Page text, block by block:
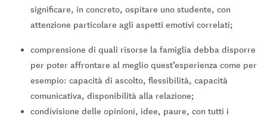
significare, in concreto, ospitare uno studente, con
attenzione particolare agli aspetti emotivi correlati;
comprensione di quali risorse la famiglia debba disporre
per poter affrontare al meglio quest’esperienza come per
esempio: capacità di ascolto, flessibilità, capacità
comunicativa, disponibilità alla relazione;
condivisione delle opinioni, idee, paure, con tutti i